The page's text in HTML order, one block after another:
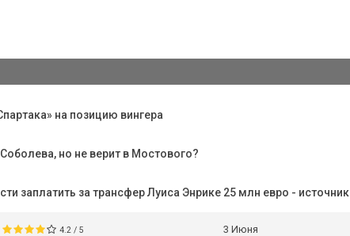
на позицию вингера
но не верит в Мостового?
заплатить за трансфер Луиса Энрике 25 млн евро - источник
4.2 / 5 3 Июня